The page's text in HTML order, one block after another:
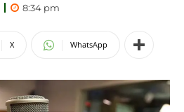
8:34 pm
X WhatsApp